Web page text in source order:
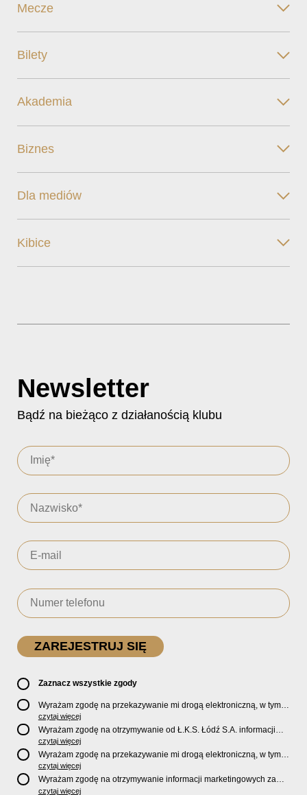
Mecze
Bilety
Akademia
Biznes
Dla mediów
Kibice
Newsletter
Bądź na bieżąco z działanością klubu
Zaznacz wszystkie zgody
Wyrażam zgodę na przekazywanie mi drogą elektroniczną, w tym
pocztą e-mail, oficjalnego newslettera oraz informacji o zniżkach,
promocjach, nowościach, biletach, karnetach, ofercie sklepu U2
Store oraz serwisu bilety.lkslodz.pl i innych produktach oraz
usługach oferowanych przez Ł.K.S. Łódź S.A.
czytaj więcej
Wyrażam zgodę na otrzymywanie od Ł.K.S. Łódź S.A. informacji
marketingowych dotyczących działalności spółki, ofert, wydarzeń i
produktów za pośrednictwem wiadomości SMS oraz połączeń
telefonicznych.
czytaj więcej
Wyrażam zgodę na przekazywanie mi drogą elektroniczną, w tym
pocztą e-mail, informacji handlowych i marketingowych o
produktach, usługach i działalnościSponsorów i PartnerówŁ.K.S.
Łódź S.A.
czytaj więcej
Wyrażam zgodę na otrzymywanie informacji marketingowych za
pośrednictwem wiadomości SMS oraz połączeń telefonicznych
czytaj więcej